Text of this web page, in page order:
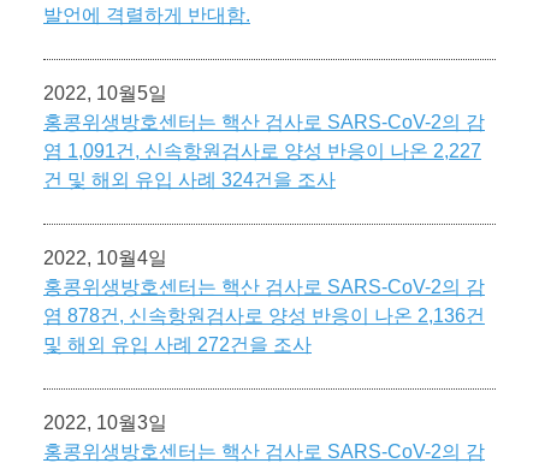
발언에 격렬하게 반대함.
2022, 10월5일
홍콩위생방호센터는 핵산 검사로 SARS-CoV-2의 감
염 1,091건, 신속항원검사로 양성 반응이 나온 2,227
건 및 해외 유입 사례 324건을 조사
2022, 10월4일
홍콩위생방호센터는 핵산 검사로 SARS-CoV-2의 감
염 878건, 신속항원검사로 양성 반응이 나온 2,136건
및 해외 유입 사례 272건을 조사
2022, 10월3일
홍콩위생방호센터는 핵산 검사로 SARS-CoV-2의 감